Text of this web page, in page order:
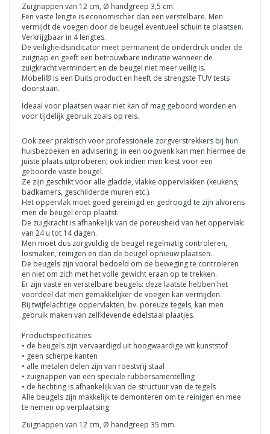
Zuignappen van 12 cm, Ø handgreep 3,5 cm.
Een vaste lengte is economischer dan een verstelbare. Men
vermijdt de voegen door de beugel eventueel schuin te plaatsen.
Verkrijgbaar in 4 lengtes.
De veiligheidsindicator meet permanent de onderdruk onder de
zuignap en geeft een betrouwbare indicatie wanneer de
zuigkracht vermindert en de beugel niet meer veilig is.
Mobeli® is een Duits product en heeft de strengste TÜV tests
doorstaan.
Ideaal voor plaatsen waar niet kan of mag geboord worden en
voor tijdelijk gebruik zoals op reis.
Ook zeer praktisch voor professionele zorgverstrekkers bij hun
huisbezoeken en advisering; in een oogwenk kan men hiermee de
juiste plaats uitproberen, ook indien men kiest voor een
geboorde vaste beugel.
Ze zijn geschikt voor alle gladde, vlakke oppervlakken (keukens,
badkamers, geschilderde muren etc.).
Het oppervlak moet goed gereinigd en gedroogd te zijn alvorens
men de beugel erop plaatst.
De zuigkracht is afhankelijk van de poreusheid van het oppervlak:
van 24 u tot 14 dagen.
Men moet dus zorgvuldig de beugel regelmatig controleren,
losmaken, reinigen en dan de beugel opnieuw plaatsen.
De beugels zijn vooral bedoeld om de beweging te controleren
en niet om zich met het volle gewicht eraan op te trekken.
Er zijn vaste en verstelbare beugels: deze laatste hebben het
voordeel dat men gemakkelijker de voegen kan vermijden.
Bij twijfelachtige oppervlakten, bv. poreuze tegels, kan men
gebruik maken van zelfklevende edelstaal plaatjes.
Productspecificaties:
• de beugels zijn vervaardigd uit hoogwaardige wit kunststof
• geen scherpe kanten
• alle metalen delen zijn van roestvrij staal
• zuignappen van een speciale rubbersamentelling
• de hechting is afhankelijk van de structuur van de tegels
Alle beugels zijn makkelijk te demonteren om te reinigen en mee
te nemen op verplaatsing.
Zuignappen van 12 cm, Ø handgreep 35 mm.